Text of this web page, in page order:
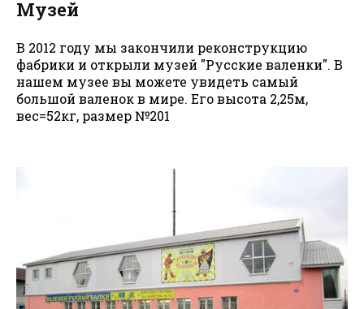
Музей
В 2012 году мы закончили реконструкцию
фабрики и открыли музей "Русские валенки". В
нашем музее вы можете увидеть самый
большой валенок в мире. Его высота 2,25м,
вес=52кг, размер №201